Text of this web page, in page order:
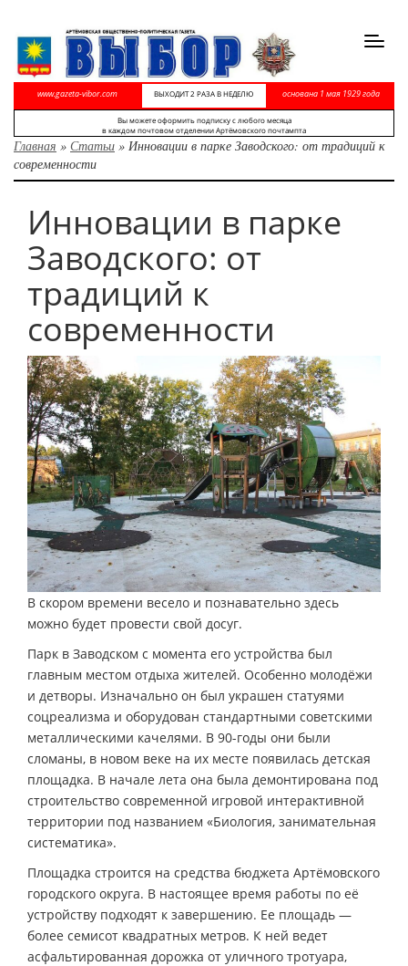
www.gazeta-vibor.com ВЫХОДИТ 2 РАЗА В НЕДЕЛЮ основана 1 мая 1929 года
Вы можете оформить подписку с любого месяца
в каждом почтовом отделении Артёмовского почтампта
Главная » Статьи » Инновации в парке Заводского: от традиций к
современности
Инновации в парке
Заводского: от
традиций к
современности
В скором времени весело и познавательно здесь
можно будет провести свой досуг.
Парк в Заводском с момента его устройства был
главным местом отдыха жителей. Особенно молодёжи
и детворы. Изначально он был украшен статуями
соцреализма и оборудован стандартными советскими
металлическими качелями. В 90-годы они были
сломаны, в новом веке на их месте появилась детская
площадка. В начале лета она была демонтирована под
строительство современной игровой интерактивной
территории под названием «Биология, занимательная
систематика».
Площадка строится на средства бюджета Артёмовского
городского округа. В настоящее время работы по её
устройству подходят к завершению. Ее площадь —
более семисот квадратных метров. К ней ведет
асфальтированная дорожка от уличного тротуара,